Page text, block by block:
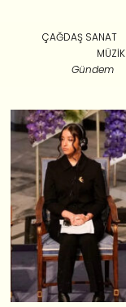
ÇAĞDAŞ SANAT
MÜZIK
Gündem